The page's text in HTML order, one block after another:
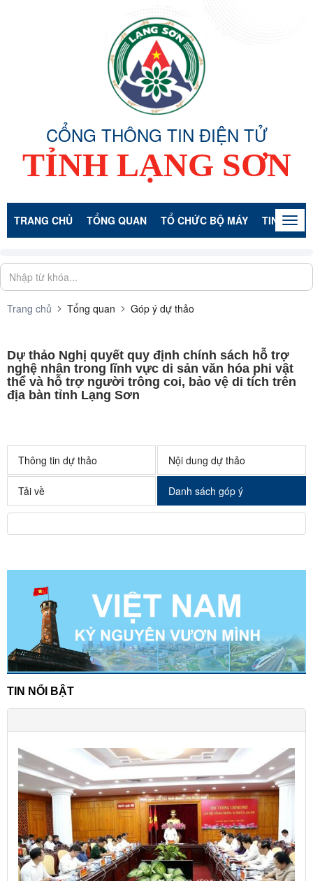
CỔNG THÔNG TIN ĐIỆN TỬ
TỈNH LẠNG SƠN
TRANG CHỦ TỔNG QUAN TỔ CHỨC BỘ MÁY TIN TỨC -
Trang chủ Tổng quan Góp ý dự thảo
Dự thảo Nghị quyết quy định chính sách hỗ trợ
nghệ nhân trong lĩnh vực di sản văn hóa phi vật
thể và hỗ trợ người trông coi, bảo vệ di tích trên
địa bàn tỉnh Lạng Sơn
Thông tin dự thảo Nội dung dự thảo
Tải về Danh sách góp ý
TIN NỔI BẬT